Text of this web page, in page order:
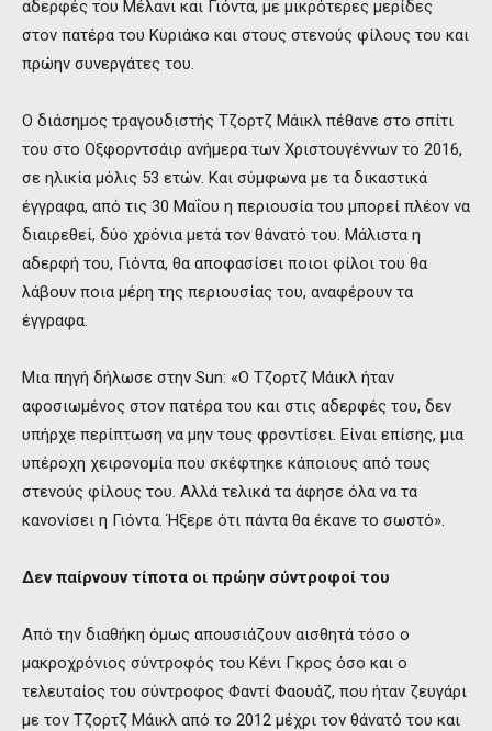
αδερφές του Μέλανι και Γιόντα, με μικρότερες μερίδες
στον πατέρα του Κυριάκο και στους στενούς φίλους του και
πρώην συνεργάτες του.
Ο διάσημος τραγουδιστής Τζορτζ Μάικλ πέθανε στο σπίτι
του στο Οξφορντσάιρ ανήμερα των Χριστουγέννων το 2016,
σε ηλικία μόλις 53 ετών. Και σύμφωνα με τα δικαστικά
έγγραφα, από τις 30 Μαΐου η περιουσία του μπορεί πλέον να
διαιρεθεί, δύο χρόνια μετά τον θάνατό του. Μάλιστα η
αδερφή του, Γιόντα, θα αποφασίσει ποιοι φίλοι του θα
λάβουν ποια μέρη της περιουσίας του, αναφέρουν τα
έγγραφα.
Μια πηγή δήλωσε στην Sun: «Ο Τζορτζ Μάικλ ήταν
αφοσιωμένος στον πατέρα του και στις αδερφές του, δεν
υπήρχε περίπτωση να μην τους φροντίσει. Είναι επίσης, μια
υπέροχη χειρονομία που σκέφτηκε κάποιους από τους
στενούς φίλους του. Αλλά τελικά τα άφησε όλα να τα
κανονίσει η Γιόντα. Ήξερε ότι πάντα θα έκανε το σωστό».
Δεν παίρνουν τίποτα οι πρώην σύντροφοί του
Από την διαθήκη όμως απουσιάζουν αισθητά τόσο ο
μακροχρόνιος σύντροφός του Κένι Γκρος όσο και ο
τελευταίος του σύντροφος Φαντί Φαουάζ, που ήταν ζευγάρι
με τον Τζορτζ Μάικλ από το 2012 μέχρι τον θάνατό του και